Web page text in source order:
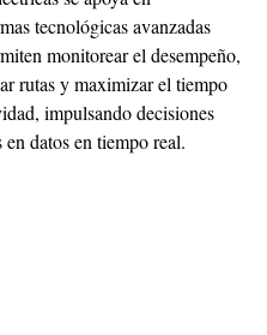
tecnológicas avanzadas
monitorear el desempeño,
rutas y maximizar el tiempo
impulsando decisiones
en datos en tiempo real.